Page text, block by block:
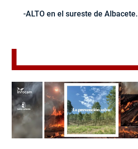
-ALTO en el sureste de Albacete.